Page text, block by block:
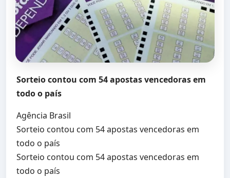
Sorteio contou com 54 apostas vencedoras em
todo o país
Agência Brasil
Sorteio contou com 54 apostas vencedoras em
todo o país
Sorteio contou com 54 apostas vencedoras em
todo o país